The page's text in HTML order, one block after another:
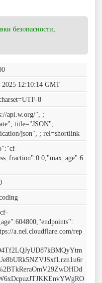
безопасности
2025 12:10:14 GMT
8
api.w.org/", ;
title="JSON";
json", ; rel=shortlink
a.nel.cloudflare.com/rep